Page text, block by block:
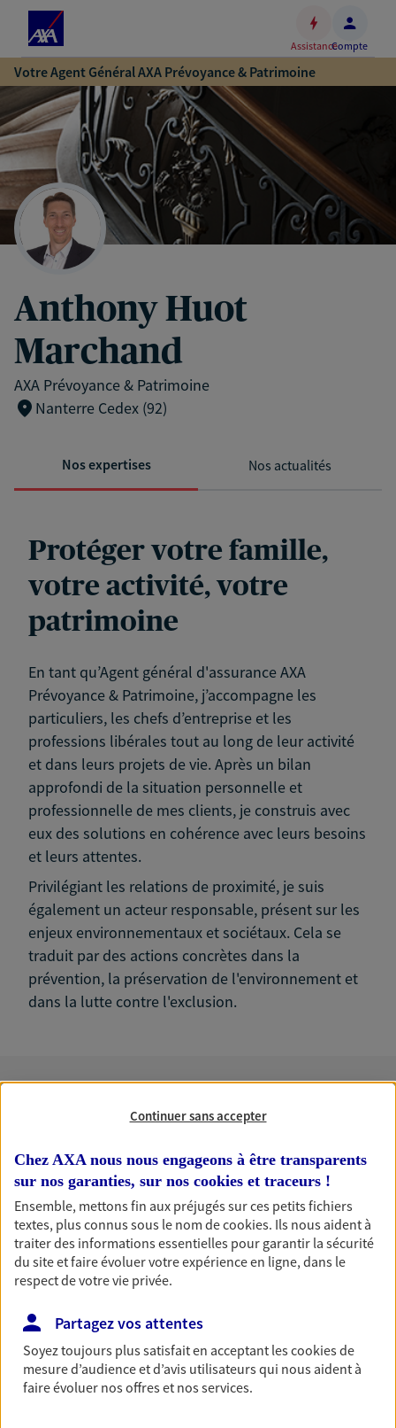
Accéder
au
contenu
principal
Accéder
au
pied
de
page
AssistanceCompte
Votre Agent Général AXA Prévoyance & Patrimoine
Anthony Huot
Marchand
AXA Prévoyance & Patrimoine
Nanterre Cedex (92)
Nos expertises Nos actualités
Protéger votre famille,
votre activité, votre
patrimoine
En tant qu’Agent général d'assurance AXA
Prévoyance & Patrimoine, j’accompagne les
particuliers, les chefs d’entreprise et les
professions libérales tout au long de leur activité
et dans leurs projets de vie. Après un bilan
approfondi de la situation personnelle et
professionnelle de mes clients, je construis avec
eux des solutions en cohérence avec leurs besoins
et leurs attentes.
Privilégiant les relations de proximité, je suis
également un acteur responsable, présent sur les
enjeux environnementaux et sociétaux. Cela se
traduit par des actions concrètes dans la
prévention, la préservation de l'environnement et
dans la lutte contre l'exclusion.
Nos expertises
Accompagner les
professionnels et les
entreprises
Comme vous, nous sommes des indépendants. Nous
protéger votre activité, vos collaborateurs... mais aussi
vous-même et votre famille.
Accompagner vos projets de
Continuer sans accepter
Chez AXA nous nous engageons à être transparents
sur nos garanties, sur nos cookies et traceurs !
Ensemble, mettons fin aux préjugés sur ces petits fichiers
textes, plus connus sous le nom decookies. Ils nous aident à
traiter des informations essentielles pour garantir la sécurité
du site et faire évoluer votre expérience en ligne, dans le
respect de votre vie privée.
Partagez vos attentes
Soyez toujours plus satisfait en acceptant lescookiesde
mesure d’audience et d’avis utilisateurs qui nous aident à
faire évoluer nos offres et nos services.